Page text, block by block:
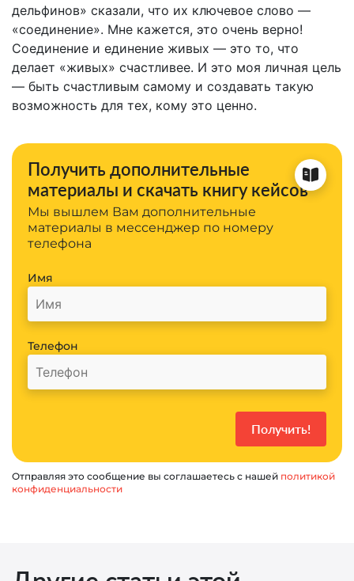
дельфинов» сказали, что их ключевое слово —
«соединение». Мне кажется, это очень верно!
Соединение и единение живых — это то, что
делает «живых» счастливее. И это моя личная цель
— быть счастливым самому и создавать такую
возможность для тех, кому это ценно.
Получить дополнительные
материалы и скачать книгу кейсов
Мы вышлем Вам дополнительные
материалы в мессенджер по номеру
телефона
Имя
Телефон
Отправляя это сообщение вы соглашаетесь с нашей политикой
конфиденциальности